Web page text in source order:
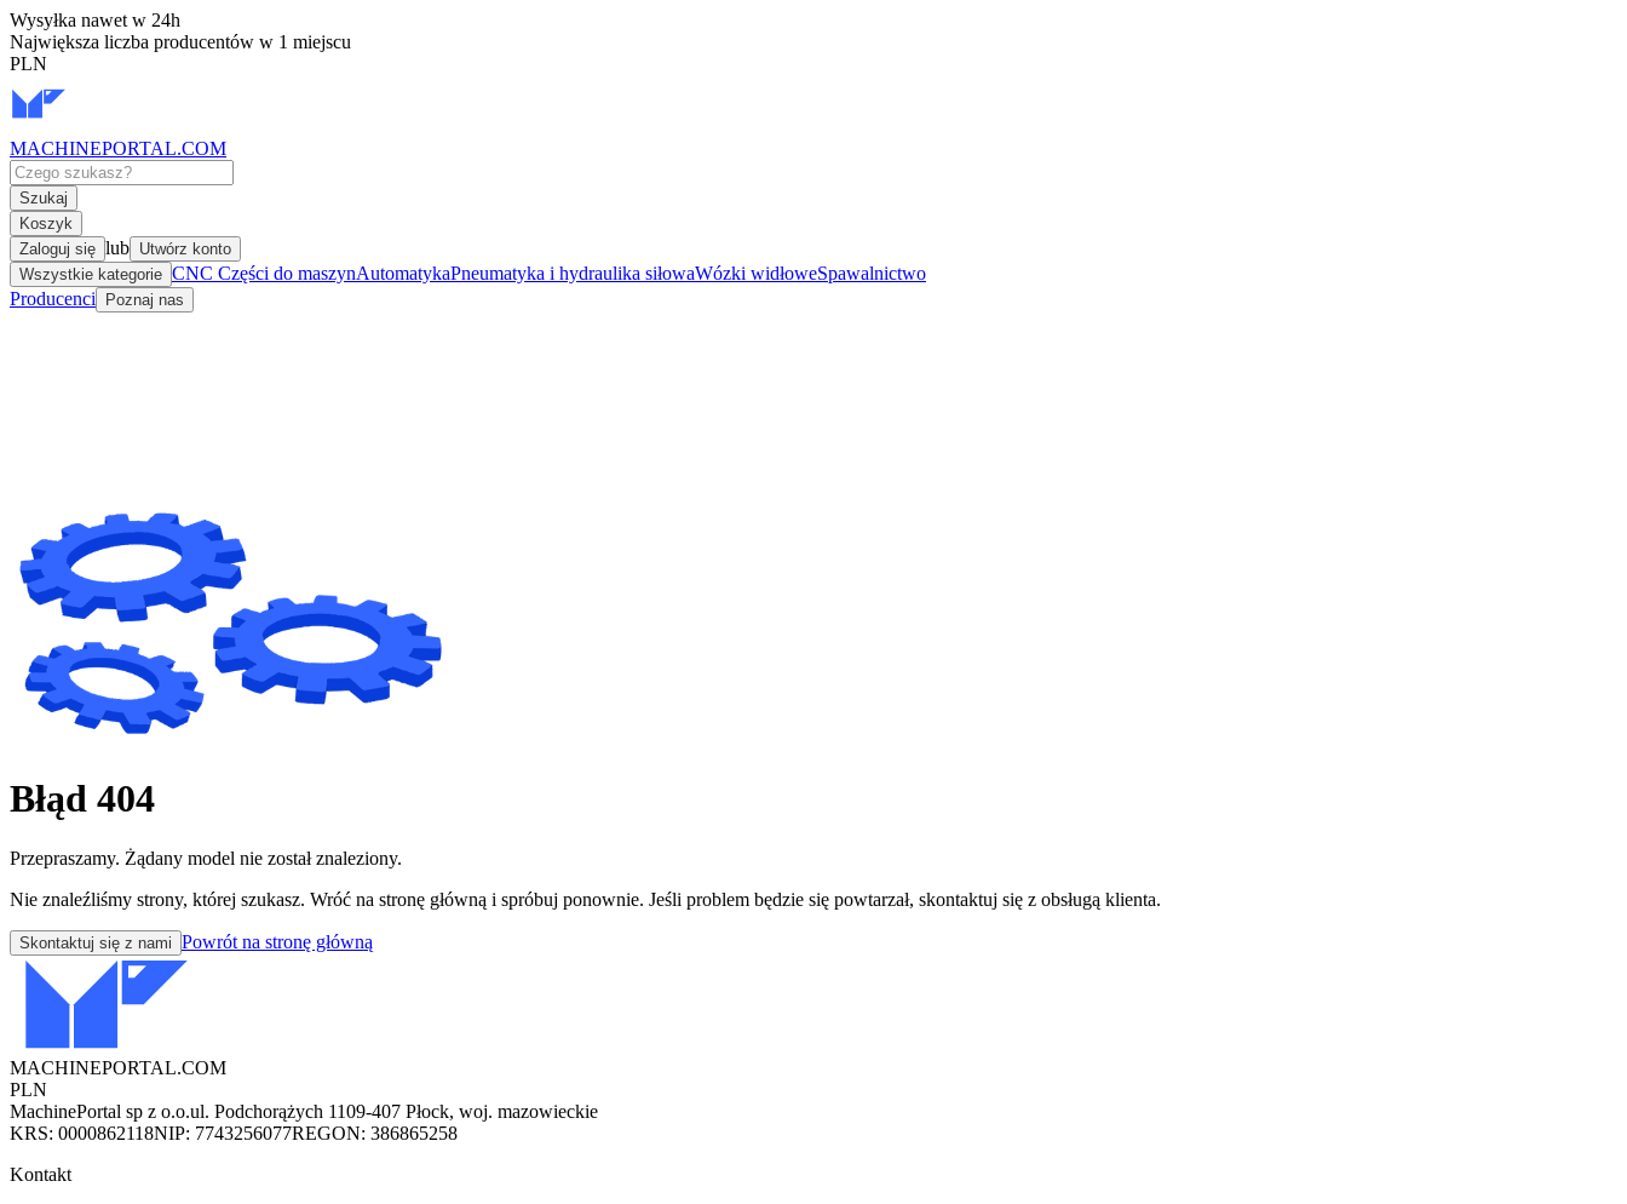
Wysyłka nawet w 24h
Największa liczba producentów w 1 miejscu
PLN
MACHINEPORTAL.COM
Szukaj
Koszyk
Zaloguj się lub Utwórz konto
Wszystkie kategorie CNC Części do maszynAutomatykaPneumatyka i hydraulika siłowaWózki widłoweSpawalnictwo
Producenci
Poznaj nas
Błąd 404
Przepraszamy. Żądany model nie został znaleziony.
Nie znaleźliśmy strony, której szukasz. Wróć na stronę główną i spróbuj ponownie. Jeśli problem będzie się powtarzał, skontaktuj się z obsługą klienta.
Skontaktuj się z nami Powrót na stronę główną
MACHINEPORTAL.COM
PLN
MachinePortal sp z o.o.ul. Podchorążych 1109-407 Płock, woj. mazowieckie
KRS: 0000862118NIP: 7743256077REGON: 386865258
Kontakt